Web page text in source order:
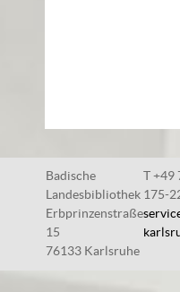
Badische
Landesbibliothek
Erbprinzenstraße
15
76133 Karlsruhe
T +49
175-